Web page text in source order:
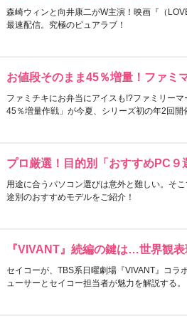
森崎ウィンと向井康二がW主演！映画『（
最速配信。究極のピュアラブ！
お値段そのまま45％増量！ファミ
ファミチキにお弁当にアイスも!?ファミリー
45％増量作戦」が今夏、シリーズ初の年2回開
プロ厳選！目的別「おすすめPC９
用途に合うパソコン選びは意外と難しい。そ
途別のおすすめモデルをご紹介！
『VIVANT』続編の鍵は…世界観
セイコーが、TBS系日曜劇場『VIVANT』コラ
ューサーとセイコー担当者が魅力を解説する。